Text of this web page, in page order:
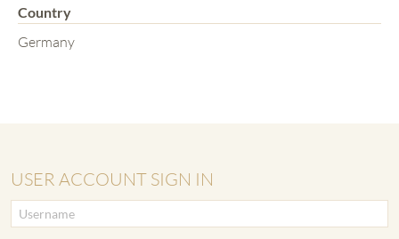
Country
Germany
USER ACCOUNT SIGN IN